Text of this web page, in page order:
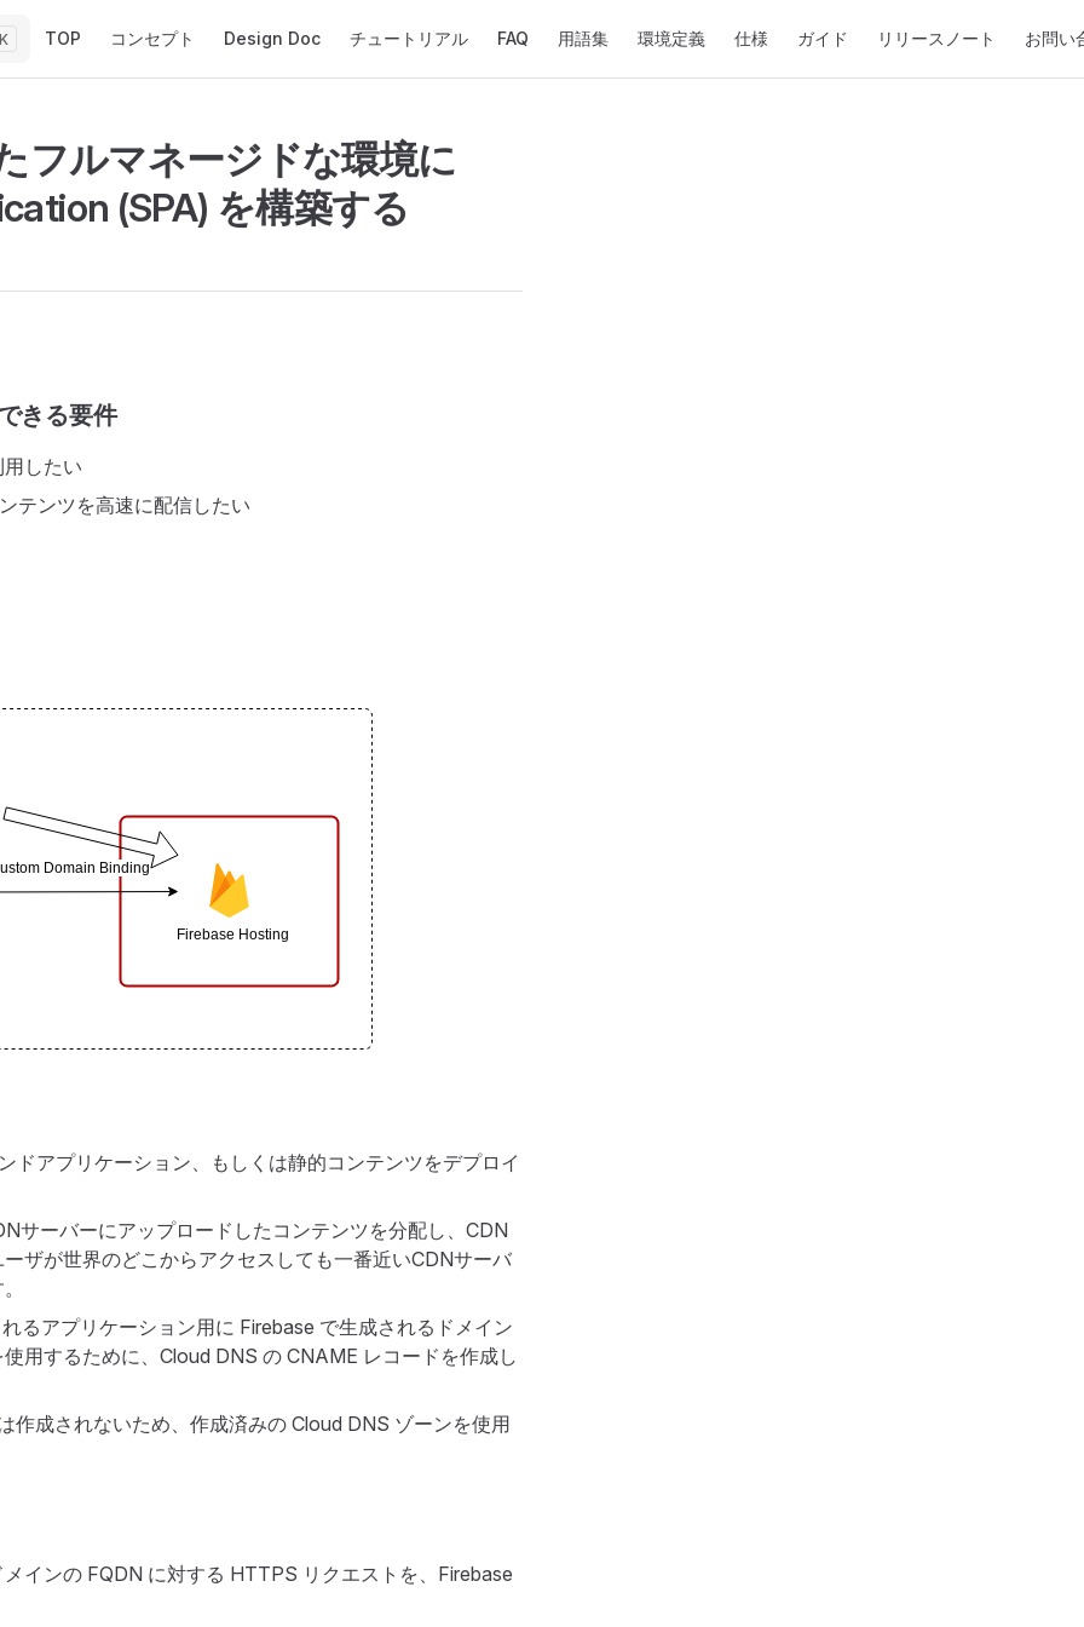
TOP コンセプト Design Doc チュートリアル FAQ 用語集 環境定義 仕様 ガイド リリースノート お問い
フルマネージドな環境に
(SPA) を構築する
きる要件
したい
テンツを高速に配信したい
ドアプリケーション、もしくは静的コンテンツをデプロイ
サーバーにアップロードしたコンテンツを分配し、CDN
ザが世界のどこからアクセスしても一番近いCDNサーバ
るアプリケーション用に Firebase で生成されるドメイン
用するために、Cloud DNS の CNAME レコードを作成し
作成されないため、作成済みの Cloud DNS ゾーンを使用
インの FQDN に対する HTTPS リクエストを、Firebase